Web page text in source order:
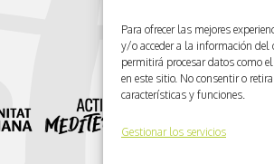
Para ofrecer las mejores
y/o acceder a la información
permitirá procesar datos como
en este sitio. No consentir o
características y funciones.
Gestionar los servicios